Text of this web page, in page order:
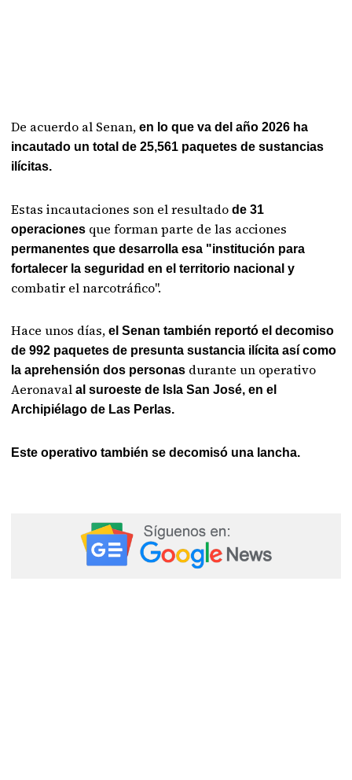
De acuerdo al Senan,en lo que va del año 2026 ha
incautado un total de 25,561 paquetes de sustancias
ilícitas.
Estas incautaciones son el resultado de 31
operaciones que forman parte de las acciones
permanentes que desarrolla esa "institución para
fortalecer la seguridad en el territorio nacional y
combatir el narcotráfico".
Hace unos días, el Senan también reportó el decomiso
de 992 paquetes de presunta sustancia ilícita así como
la aprehensión dos personas durante un operativo
Aeronavalal suroeste de Isla San José, en el
Archipiélago de Las Perlas.
Este operativo también se decomisó una lancha.